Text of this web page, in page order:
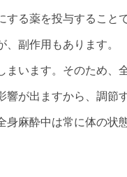
る薬を投与すること
副作用もあります。
います。そのため
が出ますから、調節
麻酔中は常に体の状